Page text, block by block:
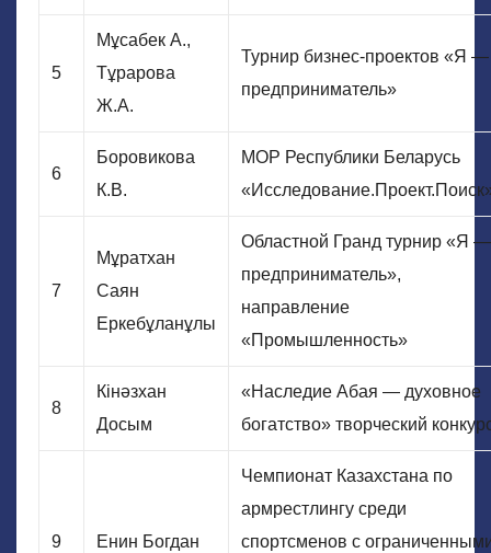
5
Мұсабек А.,
Тұрарова
Ж.А.
Турнир бизнес-проектов «Я —
предприниматель»
6
Боровикова
К.В.
МОР Республики Беларусь
7
Мұратхан
Саян
Еркебұланұлы
Областной Гранд турнир «Я —
предприниматель»,
направление
«Промышленность»
8
Кінәзхан
Досым
«Наследие Абая — духовное
богатство» творческий
9 Енин Богдан
Чемпионат Казахстана по
армрестлингу среди
спортсменов с